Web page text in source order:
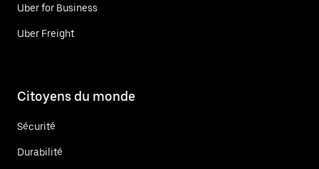
Uber for Business
Uber Freight
Citoyens du monde
Sécurité
Durabilité